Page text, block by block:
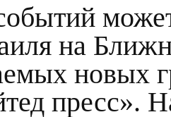
на
новых
пресс».